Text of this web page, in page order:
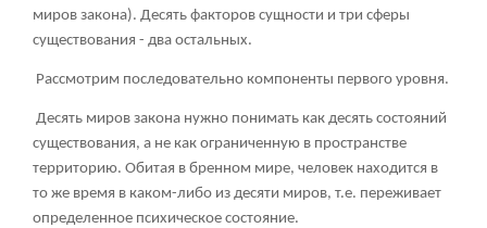
миров закона). Десять факторов сущности и три сферы
существования - два остальных.
Рассмотрим последовательно компоненты первого уровня.
Десять миров закона нужно понимать как десять состояний
существования, а не как ограниченную в пространстве
территорию. Обитая в бренном мире, человек находится в
то же время в каком-либо из десяти миров, т.е. переживает
определенное психическое состояние.